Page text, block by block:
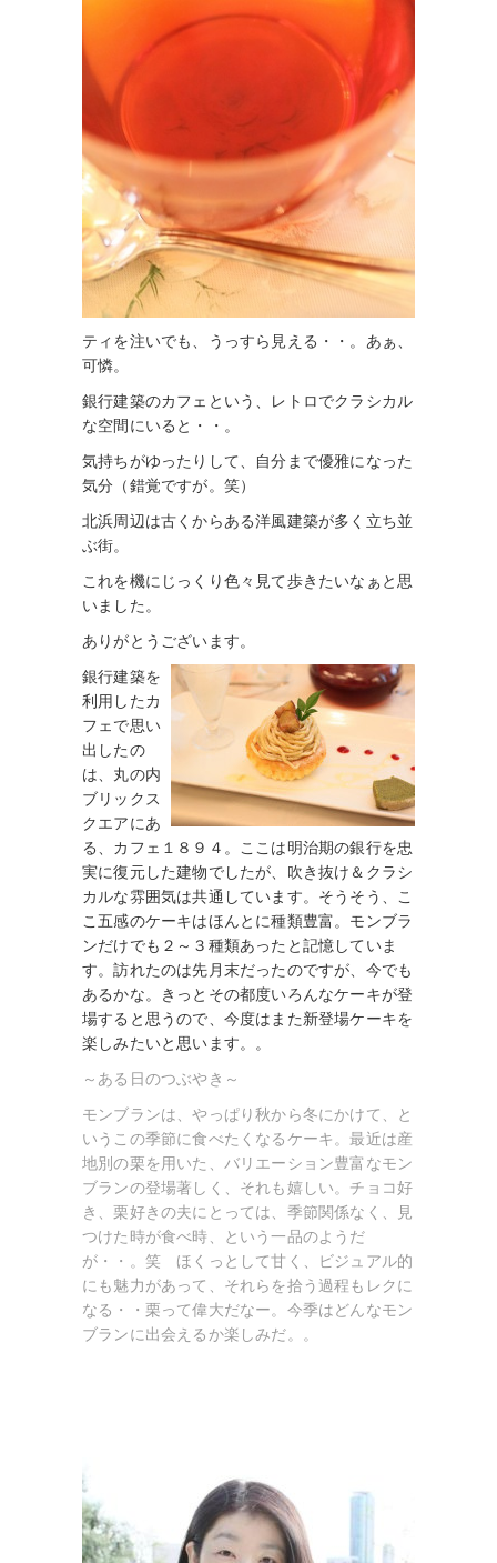
ティを注いでも、うっすら見える・・。あぁ、
可憐。
銀行建築のカフェという、レトロでクラシカル
な空間にいると・・。
気持ちがゆったりして、自分まで優雅になった
気分（錯覚ですが。笑）
北浜周辺は古くからある洋風建築が多く立ち並
ぶ街。
これを機にじっくり色々見て歩きたいなぁと思
いました。
ありがとうございます。
銀行建築を
利用したカ
フェで思い
出したの
は、丸の内
ブリックス
クエアにあ
る、カフェ１８９４。ここは明治期の銀行を忠
実に復元した建物でしたが、吹き抜け＆クラシ
カルな雰囲気は共通しています。そうそう、こ
こ五感のケーキはほんとに種類豊富。モンブラ
ンだけでも２～３種類あったと記憶していま
す。訪れたのは先月末だったのですが、今でも
あるかな。きっとその都度いろんなケーキが登
場すると思うので、今度はまた新登場ケーキを
楽しみたいと思います。。
～ある日のつぶやき～
モンブランは、やっぱり秋から冬にかけて、と
いうこの季節に食べたくなるケーキ。最近は産
地別の栗を用いた、バリエーション豊富なモン
ブランの登場著しく、それも嬉しい。チョコ好
き、栗好きの夫にとっては、季節関係なく、見
つけた時が食べ時、という一品のようだ
が・・。笑 ほくっとして甘く、ビジュアル的
にも魅力があって、それらを拾う過程もレクに
なる・・栗って偉大だなー。今季はどんなモン
ブランに出会えるか楽しみだ。。